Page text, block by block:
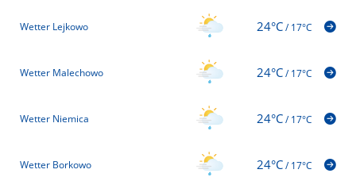
Wetter Lejkowo 24°C/17°C
Wetter Malechowo 24°C/17°C
Wetter Niemica 24°C/17°C
Wetter Borkowo 24°C/17°C